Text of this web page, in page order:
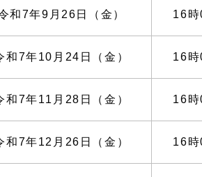
和7年9月26日（金） 16
和7年10月24日（金） 16
和7年11月28日（金） 16
和7年12月26日（金） 16